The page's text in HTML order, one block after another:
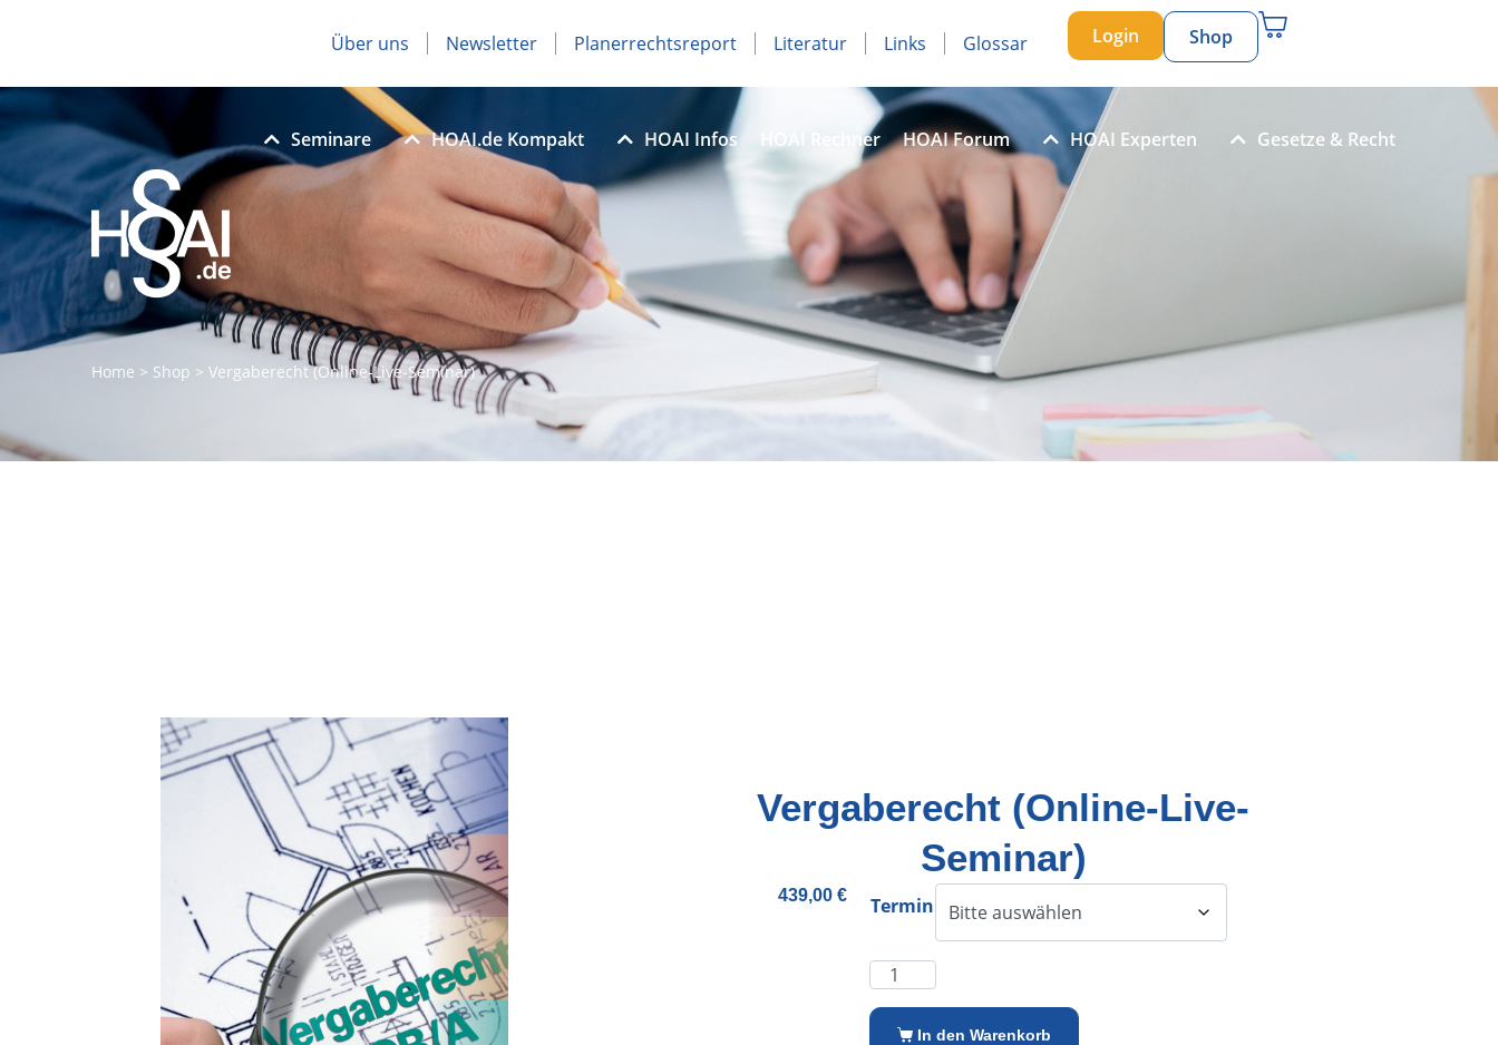
Über uns Newsletter Planerrechtsreport Literatur Links Glossar Login Shop
Seminare HOAI.de Kompakt HOAI Infos HOAI Rechner HOAI Forum HOAI Experten Gesetze & Recht
Home > Shop > Vergaberecht (Online-Live-Seminar)
Vergaberecht (Online-Live-
Seminar)
439,00 € Termin
In den Warenkorb